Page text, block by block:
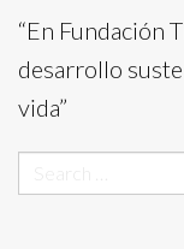
“En Fundación
desarrollo
vida”
for: